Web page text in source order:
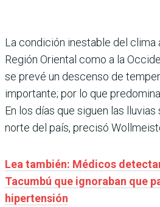
La condición inestable del clima
Región Oriental como a la
se prevé un descenso de
importante; por lo que
En los días que siguen las
norte del país, precisó
Lea también: Médicos
Tacumbú que ignoraban que
hipertensión